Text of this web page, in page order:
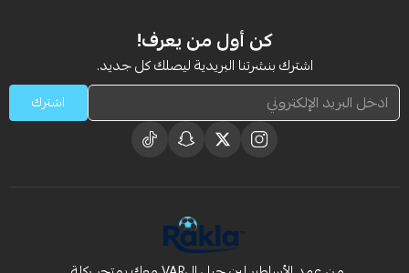
كن أول من يعرف!
اشترك بنشرتنا البريدية ليصلك كل جديد.
اشترك